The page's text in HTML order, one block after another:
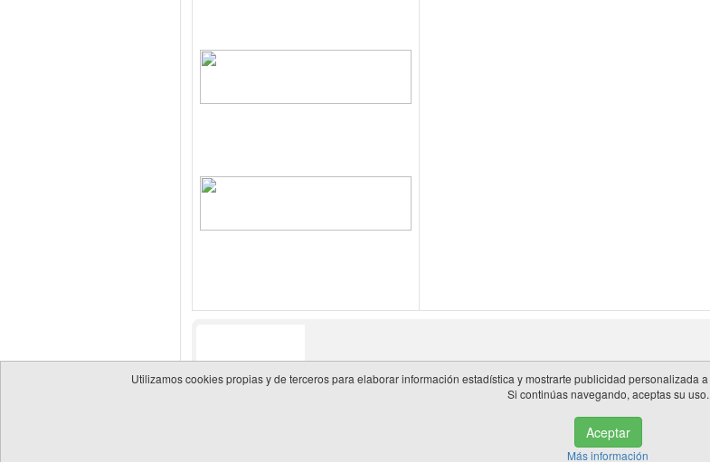
Utilizamos cookies propias y de terceros para elaborar información estadística y mostrarte publicidad personalizada
Si continúas navegando, aceptas su uso.
Aceptar
Más información
Aviso legal | Información